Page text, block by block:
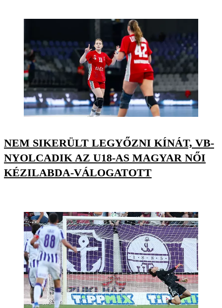
NEM SIKERÜLT LEGYŐZNI KÍNÁT, VB-
NYOLCADIK AZ U18-AS MAGYAR NŐI
KÉZILABDA-VÁLOGATOTT